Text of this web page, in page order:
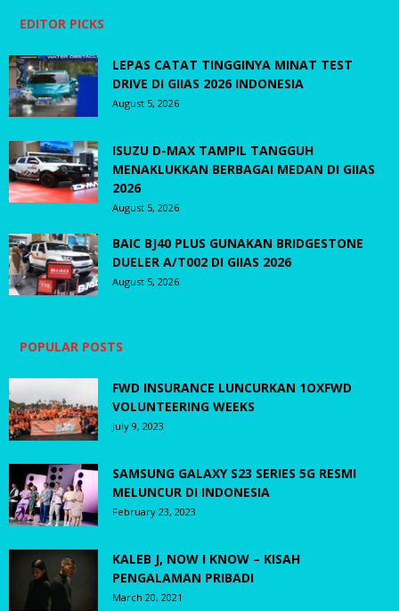
EDITOR PICKS
LEPAS CATAT TINGGINYA MINAT TEST
DRIVE DI GIIAS 2026 INDONESIA
August 5, 2026
ISUZU D-MAX TAMPIL TANGGUH
MENAKLUKKAN BERBAGAI MEDAN DI GIIAS
2026
August 5, 2026
BAIC BJ40 PLUS GUNAKAN BRIDGESTONE
DUELER A/T002 DI GIIAS 2026
August 5, 2026
POPULAR POSTS
FWD INSURANCE LUNCURKAN 1OXFWD
VOLUNTEERING WEEKS
July 9, 2023
SAMSUNG GALAXY S23 SERIES 5G RESMI
MELUNCUR DI INDONESIA
February 23, 2023
KALEB J, NOW I KNOW – KISAH
PENGALAMAN PRIBADI
March 20, 2021